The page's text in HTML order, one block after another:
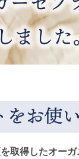
取得したオー